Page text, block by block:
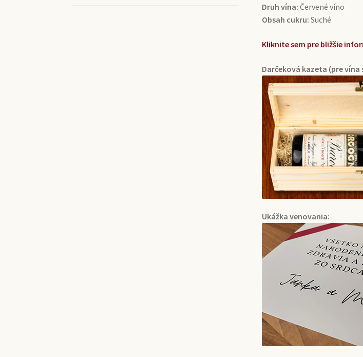
Druh vína: Červené víno
Obsah cukru: Suché
Kliknite sem pre bližšie
Darčeková kazeta (pre vína
Ukážka venovania: